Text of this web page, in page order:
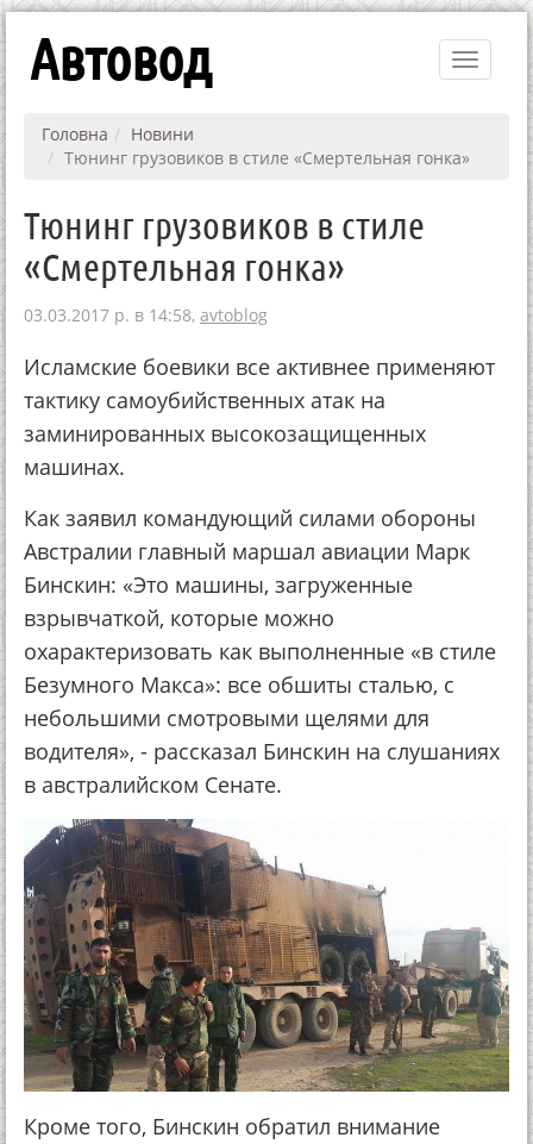
Toggle
Автовод
Головна
Новини
Тюнинг грузовиков в стиле «Смертельная гонка»
Тюнинг грузовиков в стиле
«Смертельная гонка»
03.03.2017 р. в 14:58, avtoblog
Исламские боевики все активнее применяют
тактику самоубийственных атак на
заминированных высокозащищенных
машинах.
Как заявил командующий силами обороны
Австралии главный маршал авиации Марк
Бинскин: «Это машины, загруженные
взрывчаткой, которые можно
охарактеризовать как выполненные «в стиле
Безумного Макса»: все обшиты сталью, с
небольшими смотровыми щелями для
водителя», - рассказал Бинскин на слушаниях
в австралийском Сенате.
Кроме того, Бинскин обратил внимание